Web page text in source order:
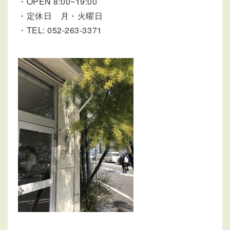
・定休日 月・火曜日
・TEL: 052-263-3371